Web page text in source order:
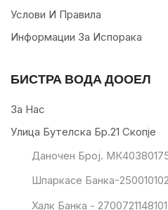
Услови И Правила
Информации За Испорака
БИСТРА ВОДА ДООЕЛ
За Нас
Улица Бутелска Бр.21 Скопје
Даночен Број.
Шпаркасе Банка-
Халк Банка -